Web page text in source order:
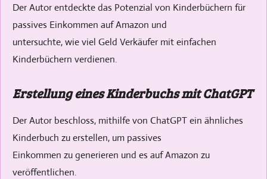
Der Autor entdeckte das Potenzial von Kinderbüchern für
passives Einkommen auf Amazon und
untersuchte, wie viel Geld Verkäufer mit einfachen
Kinderbüchern verdienen.
Erstellung eines Kinderbuchs mit ChatGPT
Der Autor beschloss, mithilfe von ChatGPT ein ähnliches
Kinderbuch zu erstellen, um passives
Einkommen zu generieren und es auf Amazon zu
veröffentlichen.